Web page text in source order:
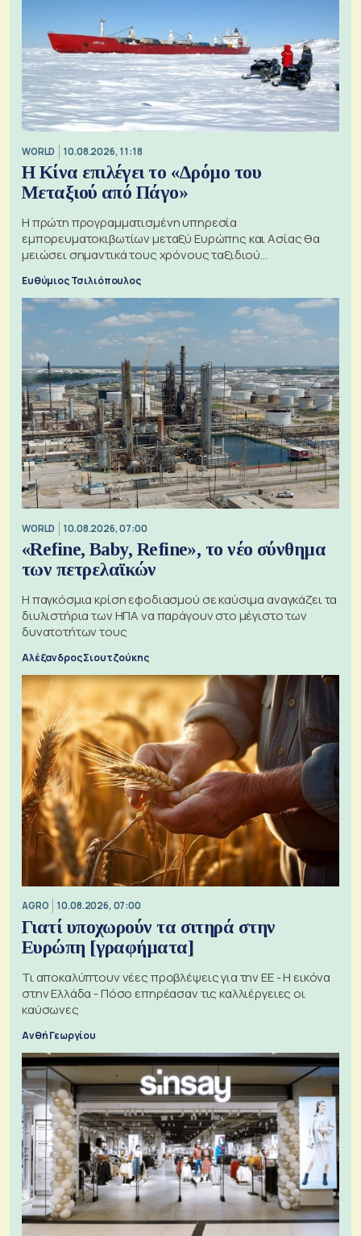
WORLD 10.08.2026, 11:18
Η Κίνα επιλέγει το «Δρόμο του
Μεταξιού από Πάγο»
Η πρώτη προγραμματισμένη υπηρεσία
εμπορευματοκιβωτίων μεταξύ Ευρώπης και Ασίας θα
μειώσει σημαντικά τους χρόνους ταξιδιού
χρησιμοποιώντας την Αρκτική ως πλωτή οδό
Ευθύμιος Τσιλιόπουλος
WORLD 10.08.2026, 07:00
«Refine, Baby, Refine», το νέο σύνθημα
των πετρελαϊκών
Η παγκόσμια κρίση εφοδιασμού σε καύσιμα αναγκάζει τα
διυλιστήρια των ΗΠΑ να παράγουν στο μέγιστο των
δυνατοτήτων τους
Αλέξανδρος Σιουτζούκης
AGRO 10.08.2026, 07:00
Γιατί υποχωρούν τα σιτηρά στην
Ευρώπη [γραφήματα]
Τι αποκαλύπτουν νέες προβλέψεις για την ΕΕ - Η εικόνα
στην Ελλάδα - Πόσο επηρέασαν τις καλλιέργειες οι
καύσωνες
Ανθή Γεωργίου